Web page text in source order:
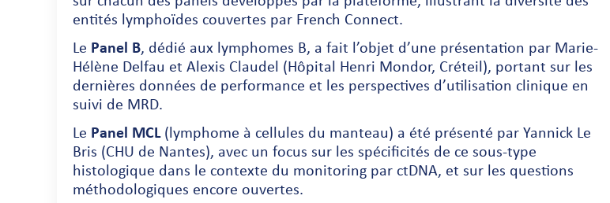
entités lymphoïdes couvertes par French Connect.
Le Panel B, dédié aux lymphomes B, a fait l’objet d’une présentation par Marie-
Hélène Delfau et Alexis Claudel (Hôpital Henri Mondor, Créteil), portant sur les
dernières données de performance et les perspectives d’utilisation clinique en
suivi de MRD.
Le Panel MCL(lymphome à cellules du manteau) a été présenté par Yannick Le
Bris (CHU de Nantes), avec un focus sur les spécificités de ce sous-type
histologique dans le contexte du monitoring par ctDNA, et sur les questions
méthodologiques encore ouvertes.